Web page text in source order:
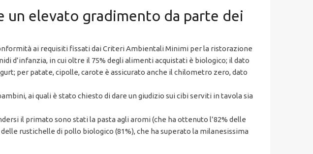
un elevato gradimento da parte dei
ai requisiti fissati dai Criteri Ambientali Minimi per la ristorazione
d’infanzia, in cui oltre il 75% degli alimenti acquistati è biologico; il dato
per patate, cipolle, carote è assicurato anche il chilometro zero, dato
ai quali è stato chiesto di dare un giudizio sui cibi serviti in tavola sia
il primato sono stati la pasta agli aromi (che ha ottenuto l’82% delle
rustichelle di pollo biologico (81%), che ha superato la milanesissima